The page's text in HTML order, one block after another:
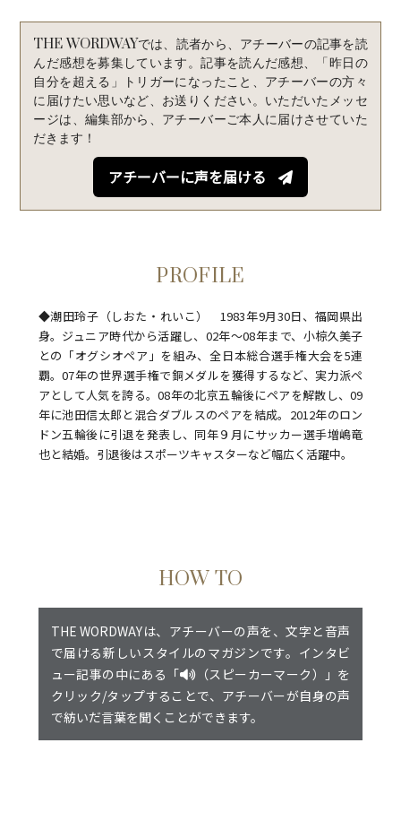
c
e
b
o
k
i
t
t
r
n
e
THE WORDWAYでは、読者から、アチーバーの記事を読
んだ感想を募集しています。記事を読んだ感想、「昨日の
自分を超える」トリガーになったこと、アチーバーの方々
に届けたい思いなど、お送りください。いただいたメッセ
ージは、編集部から、アチーバーご本人に届けさせていた
だきます！
アチーバーに声を届ける
PROFILE
◆潮田玲子（しおた・れいこ） 1983年9月30日、福岡県出
身。ジュニア時代から活躍し、02年～08年まで、小椋久美子
との「オグシオペア」を組み、全日本総合選手権大会を5連
覇。07年の世界選手権で銅メダルを獲得するなど、実力派ペ
アとして人気を誇る。08年の北京五輪後にペアを解散し、09
年に池田信太郎と混合ダブルスのペアを結成。2012年のロン
ドン五輪後に引退を発表し、同年９月にサッカー選手増嶋竜
也と結婚。引退後はスポーツキャスターなど幅広く活躍中。
HOW TO
THE WORDWAYは、アチーバーの声を、文字と音声
で届ける新しいスタイルのマガジンです。インタビ
ュー記事の中にある「
（スピーカーマーク）」を
クリック/タップすることで、アチーバーが自身の声
で紡いだ言葉を聞くことができます。